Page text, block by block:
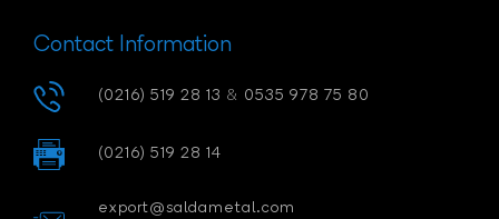
Contact Information
(0216) 519 28 13 & 0535 978 75 80
(0216) 519 28 14
export@saldametal.com